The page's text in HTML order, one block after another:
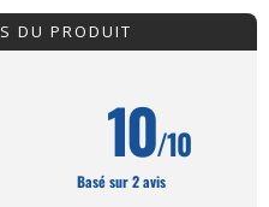
DU PRODUIT
10/10
Basé sur 2 avis